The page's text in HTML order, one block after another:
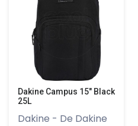
Dakine Campus 15" Black
25L
Dakine - De Dakine